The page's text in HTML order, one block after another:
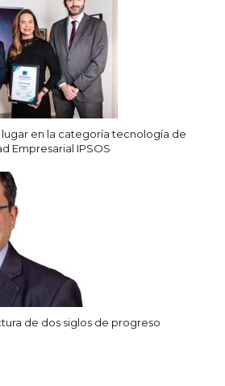
lugar en la categoría tecnología de
Empresarial IPSOS
de dos siglos de progreso